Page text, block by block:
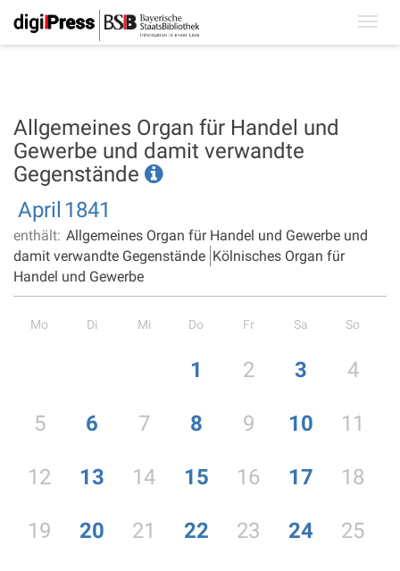
Allgemeines Organ für Handel und
Gewerbe und damit verwandte
Gegenstände
April 1841
enthält: Allgemeines Organ für Handel und Gewerbe und
damit verwandte Gegenstände Kölnisches Organ für
Handel und Gewerbe
Mo Di Mi Do Fr Sa So
1 2 3 4
5 6 7 8 9 10 11
12 13 14 15 16 17 18
19 20 21 22 23 24 25